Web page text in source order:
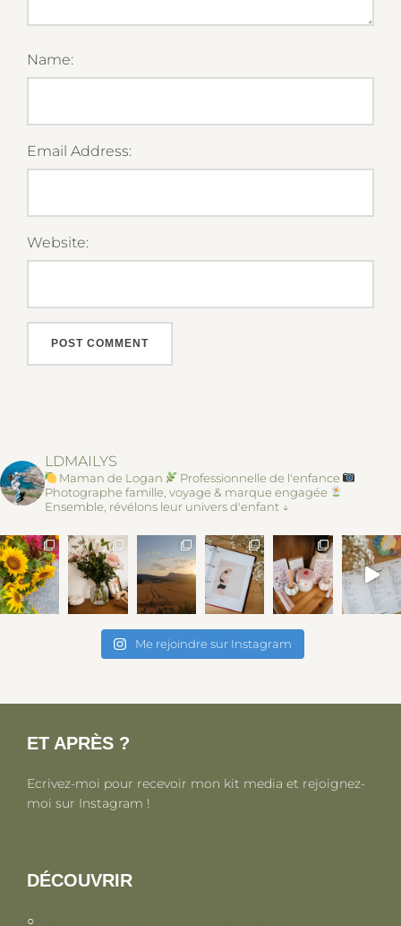
Name:
Email Address:
Website:
LDMAILYS
Maman de Logan
Professionnelle de l'enfance
Photographe famille, voyage & marque engagée
Ensemble, révélons leur univers d'enfant ↓
Me rejoindre sur Instagram
ET APRÈS ?
Ecrivez-moi pour recevoir mon kit media et rejoignez-
moi sur Instagram !
DÉCOUVRIR
○